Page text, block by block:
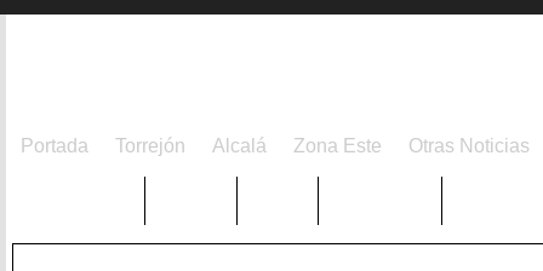
Portada Torrejón Alcalá Zona Este Otras Noticias